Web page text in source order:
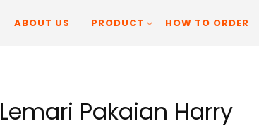
ABOUT US PRODUCT HOW TO ORDER
Lemari Pakaian Harry